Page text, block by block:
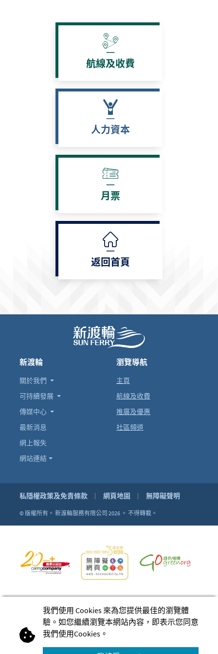
航線及收費
人力資本
月票
返回首頁
新渡輪
關於我們
可持續發展
傳媒中心
最新消息
網上報失
網站連結
瀏覽導航
主頁
航線及收費
推廣及優惠
社區頻道
私隱權政策及免責條款 網頁地圖 無障礙聲明
© 版權所有。 新渡輪服務有限公司 2026 。 不得轉載。
我們使用 Cookies 來為您提供最佳的瀏覽體
驗。如您繼續瀏覽本網站內容，即表示您同意
我們使用Cookies。